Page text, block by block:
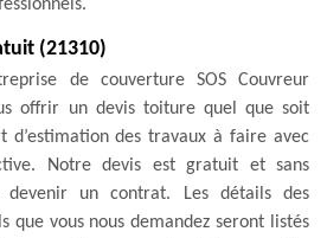
(21310)
de couverture SOS Couvreur
offrir un devis toiture quel que soit
d’estimation des travaux à faire avec
Notre devis est gratuit et sans
devenir un contrat. Les détails des
que vous nous demandez seront listés